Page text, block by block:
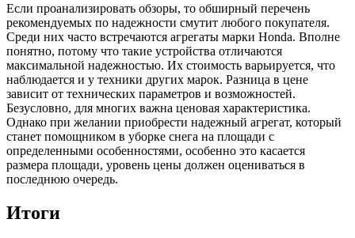
Если проанализировать обзоры, то обширный перечень
рекомендуемых по надежности смутит любого покупателя.
Среди них часто встречаются агрегаты марки Honda. Вполне
понятно, потому что такие устройства отличаются
максимальной надежностью. Их стоимость варьируется, что
наблюдается и у техники других марок. Разница в цене
зависит от технических параметров и возможностей.
Безусловно, для многих важна ценовая характеристика.
Однако при желании приобрести надежный агрегат, который
станет помощником в уборке снега на площади с
определенными особенностями, особенно это касается
размера площади, уровень цены должен оцениваться в
последнюю очередь.
Итоги